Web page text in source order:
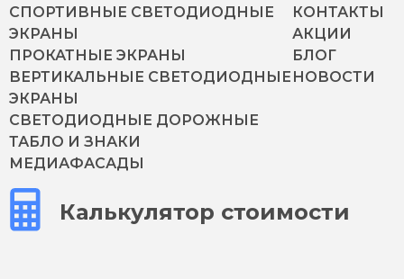
СПОРТИВНЫЕ СВЕТОДИОДНЫЕ
ЭКРАНЫ
ПРОКАТНЫЕ ЭКРАНЫ
ВЕРТИКАЛЬНЫЕ СВЕТОДИОДНЫЕ
ЭКРАНЫ
СВЕТОДИОДНЫЕ ДОРОЖНЫЕ
ТАБЛО И ЗНАКИ
МЕДИАФАСАДЫ
КОНТАКТЫ
АКЦИИ
БЛОГ
НОВОСТИ
Калькулятор стоимости